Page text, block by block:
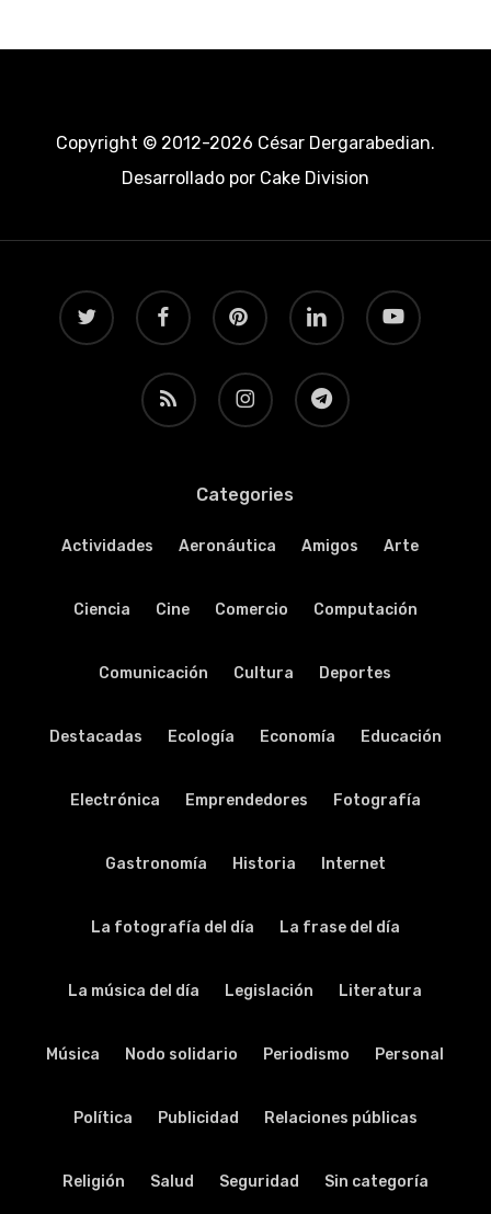
Copyright © 2012-2026 César Dergarabedian.
Desarrollado porCake Division
twitter facebook pinterest linkedin youtube
RSS instagram telegram
Categories
Actividades Aeronáutica Amigos Arte
Ciencia Cine Comercio Computación
Comunicación Cultura Deportes
Destacadas Ecología Economía Educación
Electrónica Emprendedores Fotografía
Gastronomía Historia Internet
La fotografía del día La frase del día
La música del día Legislación Literatura
Música Nodo solidario Periodismo Personal
Política Publicidad Relaciones públicas
Religión Salud Seguridad Sin categoría